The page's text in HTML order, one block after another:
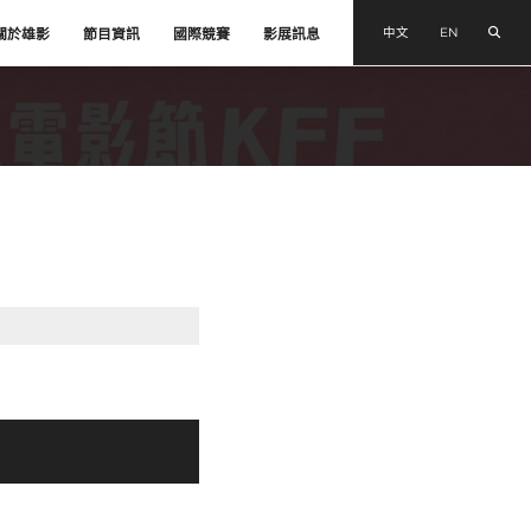
於雄影 節目資訊 國際競賽 影展訊息 中文 EN